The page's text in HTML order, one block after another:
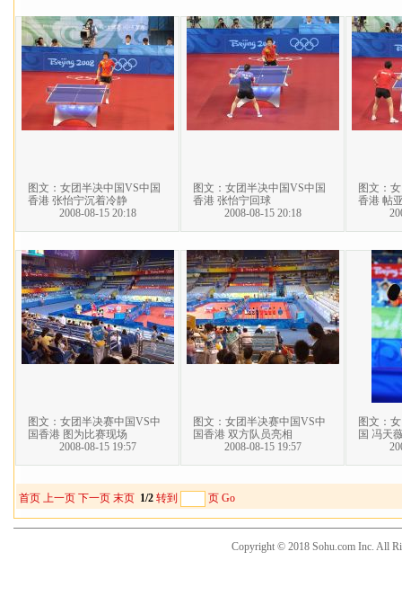
图文：女团半决中国VS中国
香港 张怡宁沉着冷静
2008-08-15 20:18
图文：女团半决中国VS中国
香港 张怡宁回球
2008-08-15 20:18
图文：
香港 帖
图文：女团半决赛中国VS中
国香港 图为比赛现场
2008-08-15 19:57
图文：女团半决赛中国VS中
国香港 双方队员亮相
2008-08-15 19:57
图文：
国 冯天
首页 上一页 下一页 末页 1/2转到 页 Go
Copyright © 2018 Sohu.com Inc. All